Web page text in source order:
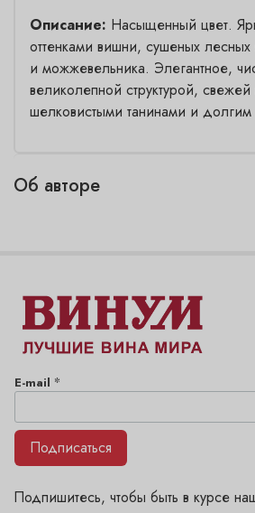
Описание: Насыщенный цвет.
оттенками вишни, сушеных лесных
и можжевельника. Элегантное,
великолепной структурой, свежей
шелковистыми танинами и долгим
Об авторе
Подпишитесь, чтобы быть в курсе
E-mail *
Подписаться